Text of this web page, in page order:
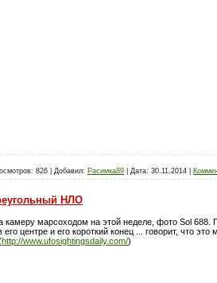
826 Добавил: Расимка89 Дата: 30.11.2014
НЛО
марсоходом на этой неделе, фото Sol 688.
центре и его короткий конец ... говорит, что
http://www.ufosightingsdaily.com/)